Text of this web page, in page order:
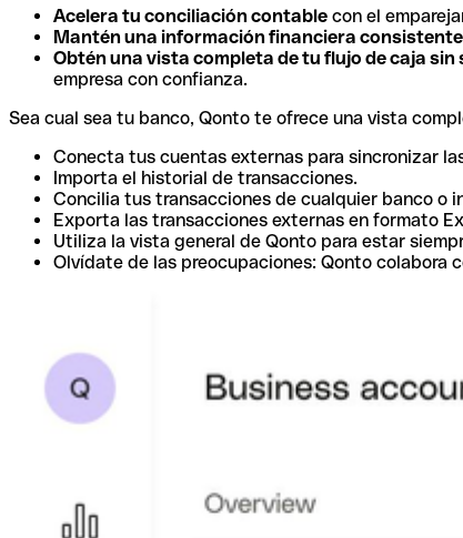
Acelera tu conciliación contable con el
Mantén una información financiera
Obtén una vista completa de tu flujo de caja sin
empresa con confianza.
Sea cual sea tu banco, Qonto te ofrece una vista
Conecta tus cuentas externas para sincronizar
Importa el historial de transacciones.
Concilia tus transacciones de cualquier banco o
Exporta las transacciones externas en formato
Utiliza la vista general de Qonto para estar
Olvídate de las preocupaciones: Qonto colabora